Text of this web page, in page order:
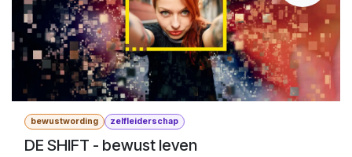
bewustwording zelfleiderschap
DE SHIFT - bewust leven